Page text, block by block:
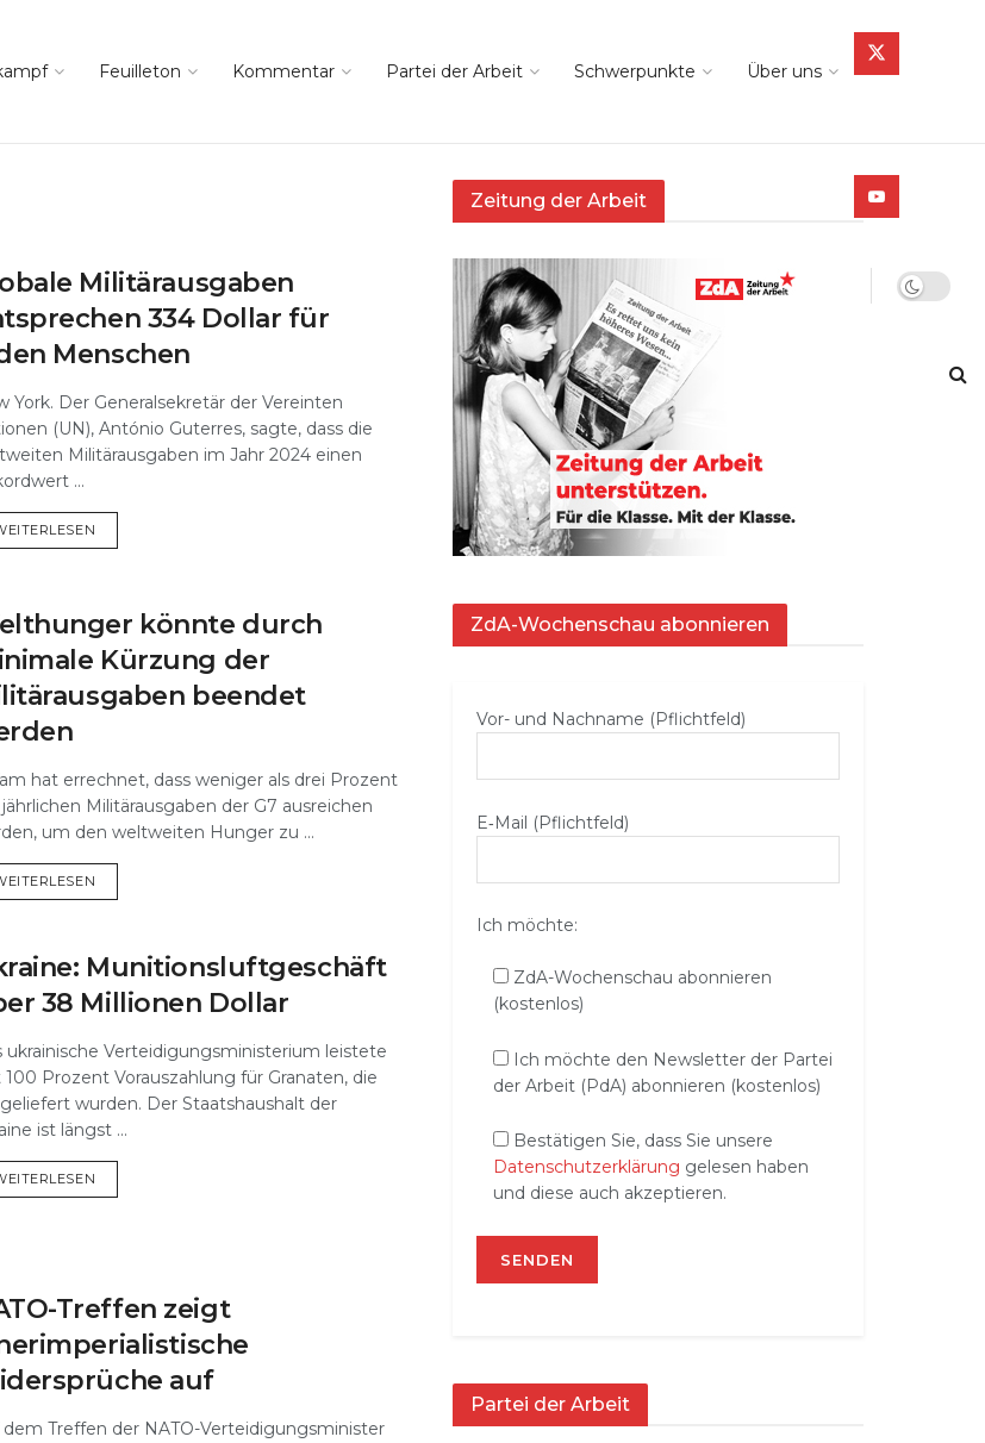
Feuilleton Kommentar Partei der Arbeit Schwerpunkte Über uns
Militärausgaben
334 Dollar für
Menschen
York. Der Generalsekretär der Vereinten
(UN), António Guterres, sagte, dass die
Militärausgaben im Jahr 2024 einen
...
könnte durch
Kürzung der
beendet
hat errechnet, dass weniger als drei Prozent
Militärausgaben der G7 ausreichen
um den weltweiten Hunger zu ...
Munitionsluftgeschäft
38 Millionen Dollar
ukrainische Verteidigungsministerium leistete
100 Prozent Vorauszahlung für Granaten, die
wurden. Der Staatshaushalt der
ist längst ...
Treffen zeigt
auf
Treffen der NATO-Verteidigungsminister
Zeitung der Arbeit
ZdA-Wochenschau abonnieren
Vor- und Nachname (Pflichtfeld)
E‑Mail (Pflichtfeld)
Ich möchte:
ZdA-Wochenschau abonnieren
(kostenlos)
Ich möchte den Newsletter der Partei
der Arbeit (PdA) abonnieren (kostenlos)
Bestätigen Sie, dass Sie unsere
Datenschutzerklärung gelesen haben
und diese auch akzeptieren.
Partei der Arbeit